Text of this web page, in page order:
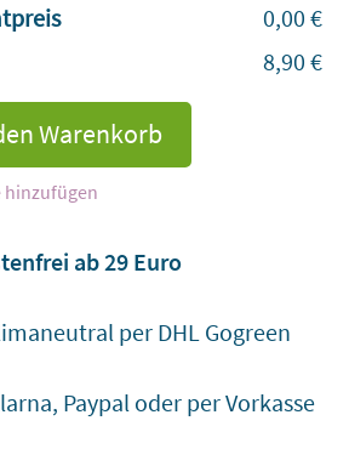
0,00 €
8,90 €
Warenkorb
hinzufügen
ab 29 Euro
per DHL Gogreen
Paypal oder per Vorkasse